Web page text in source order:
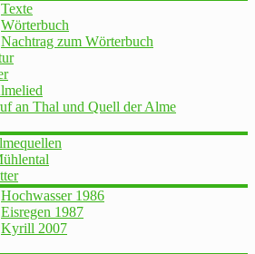
Texte
Wörterbuch
Nachtrag zum Wörterbuch
an Thal und Quell der Alme
Hochwasser 1986
Eisregen 1987
Kyrill 2007